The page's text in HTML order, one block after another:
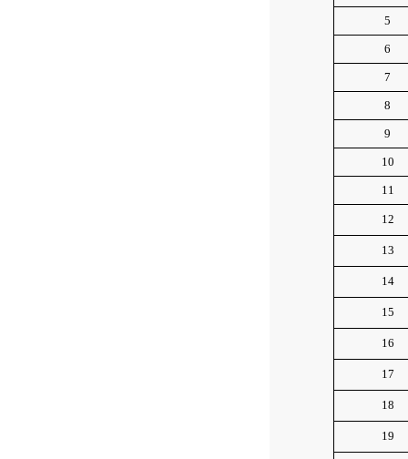
5
6
7
8
9
10
11
12
13
14
15
16
17
18
19